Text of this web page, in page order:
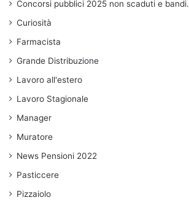
Concorsi pubblici 2025 non scaduti e bandi.
Curiosità
Farmacista
Grande Distribuzione
Lavoro all'estero
Lavoro Stagionale
Manager
Muratore
News Pensioni 2022
Pasticcere
Pizzaiolo